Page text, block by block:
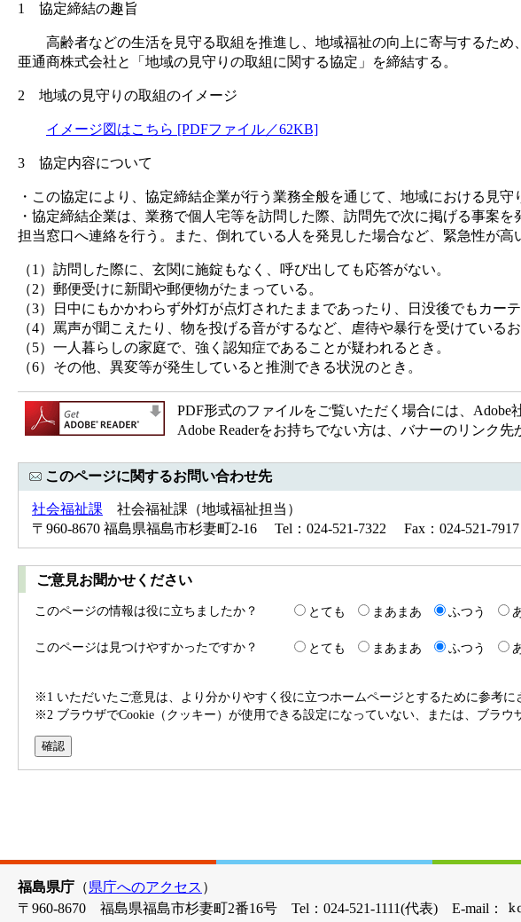
1 協定締結の趣旨
高齢者などの生活を見守る取組を推進し、地域福祉の向上に寄与するため
亜通商株式会社と「地域の見守りの取組に関する協定」を締結する。
2 地域の見守りの取組のイメージ
イメージ図はこちら [PDFファイル／62KB]
3 協定内容について
・この協定により、協定締結企業が行う業務全般を通じて、地域における見守
・協定締結企業は、業務で個人宅等を訪問した際、訪問先で次に掲げる事案
担当窓口へ連絡を行う。また、倒れている人を発見した場合など、緊急性が
（1）訪問した際に、玄関に施錠もなく、呼び出しても応答がない。
（2）郵便受けに新聞や郵便物がたまっている。
（3）日中にもかかわらず外灯が点灯されたままであったり、日没後でもカー
（4）罵声が聞こえたり、物を投げる音がするなど、虐待や暴行を受けている
（5）一人暮らしの家庭で、強く認知症であることが疑われるとき。
（6）その他、異変等が発生していると推測できる状況のとき。​
PDF形式のファイルをご覧いただく場合には、Adobe
Adobe Readerをお持ちでない方は、バナーのリンク
このページに関するお問い合わせ先
社会福祉課 社会福祉課（地域福祉担当）
〒960-8670 福島県福島市杉妻町2-16 Tel：024-521-7322 Fax：024-521-
ご意見お聞かせください
このページの情報は役に立ちましたか？ とても まあまあ ふつう
このページは見つけやすかったですか？
とても まあまあ ふつう
※1 いただいたご意見は、より分かりやすく役に立つホームページとするために参考
※2 ブラウザでCookie（クッキー）が使用できる設定になっていない、または、ブラウ
福島県庁 （県庁へのアクセス ）
〒960-8670 福島県福島市杉妻町2番16号 Tel：024-521-1111(代表) E-mail：